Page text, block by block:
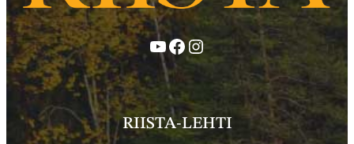
YouTube
Facebook
Instagram
RIISTA-LEHTI